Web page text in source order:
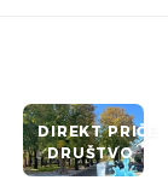
DIREKT PRIČE
DRUŠTVO